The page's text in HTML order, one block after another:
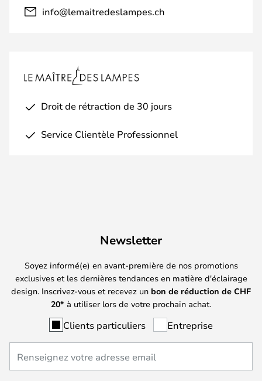
info@lemaitredeslampes.ch
Droit de rétraction de 30 jours
Service Clientèle Professionnel
Newsletter
Soyez informé(e) en avant-première de nos promotions
exclusives et les dernières tendances en matière d'éclairage
design. Inscrivez-vous et recevez un bon de réduction de CHF
20* à utiliser lors de votre prochain achat.
Clients particuliers Entreprise